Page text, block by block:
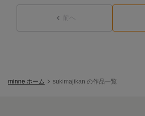
前へ
minne ホーム sukimajikan の作品一覧